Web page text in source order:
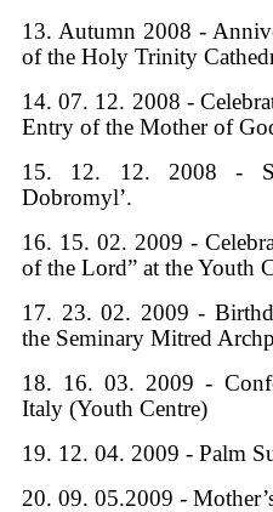
13. Autumn 2008 -
of the Holy Trinity
14. 07. 12. 2008 -
Entry of the Mother of
15. 12. 12. 2008 -
Dobromyl’.
16. 15. 02. 2009 -
of the Lord” at the Youth
17. 23. 02. 2009 -
the Seminary Mitred
18. 16. 03. 2009 -
Italy (Youth Centre)
19. 12. 04. 2009 - Palm
20. 09. 05.2009 -